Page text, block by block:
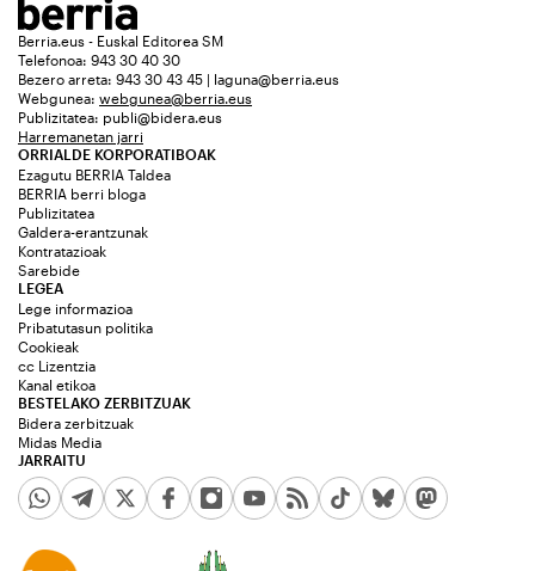
Berria.eus - Euskal Editorea SM
Telefonoa: 943 30 40 30
Bezero arreta: 943 30 43 45 | laguna@berria.eus
Webgunea: webgunea@berria.eus
Publizitatea: publi@bidera.eus
Harremanetan jarri
ORRIALDE KORPORATIBOAK
Ezagutu BERRIA Taldea
BERRIA berri bloga
Publizitatea
Galdera-erantzunak
Kontratazioak
Sarebide
JARRAITU
LEGEA
Lege informazioa
Pribatutasun politika
Cookieak
cc Lizentzia
Kanal etikoa
BESTELAKO ZERBITZUAK
Bidera zerbitzuak
Midas Media